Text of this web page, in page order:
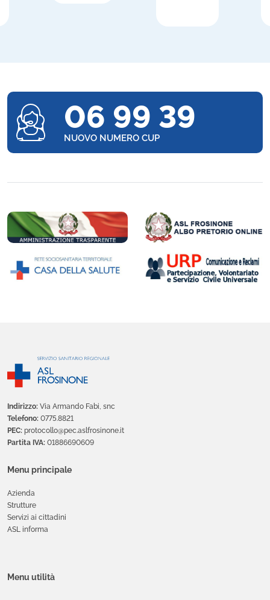
06 99 39
NUOVO NUMERO CUP
Indirizzo: Via Armando Fabi, snc
Telefono: 0775.8821
PEC: protocollo@pec.aslfrosinone.it
Partita IVA: 01886690609
Menu principale
Azienda
Strutture
Servizi ai cittadini
ASL informa
Menu utilità